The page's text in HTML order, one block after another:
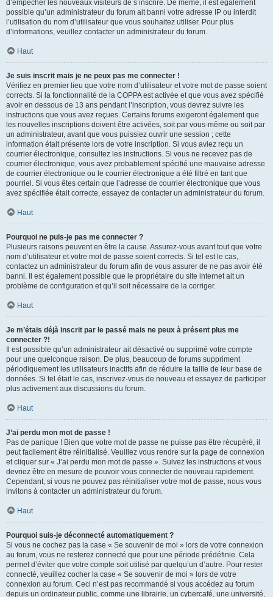
d’empêcher les nouveaux visiteurs de s’inscrire. De même, il est également
possible qu’un administrateur du forum ait banni votre adresse IP ou interdit
l’utilisation du nom d’utilisateur que vous souhaitez utiliser. Pour plus
d’informations, veuillez contacter un administrateur du forum.
Haut
Je suis inscrit mais je ne peux pas me connecter !
Vérifiez en premier lieu que votre nom d’utilisateur et votre mot de passe soient
corrects. Si la fonctionnalité de la COPPA est activée et que vous avez spécifié
avoir en dessous de 13 ans pendant l’inscription, vous devrez suivre les
instructions que vous avez reçues. Certains forums exigeront également que
les nouvelles inscriptions doivent être activées, soit par vous-même ou soit par
un administrateur, avant que vous puissiez ouvrir une session ; cette
information était présente lors de votre inscription. Si vous aviez reçu un
courrier électronique, consultez les instructions. Si vous ne recevez pas de
courrier électronique, vous avez probablement spécifié une mauvaise adresse
de courrier électronique ou le courrier électronique a été filtré en tant que
pourriel. Si vous êtes certain que l’adresse de courrier électronique que vous
avez spécifiée était correcte, essayez de contacter un administrateur du forum.
Haut
Pourquoi ne puis-je pas me connecter ?
Plusieurs raisons peuvent en être la cause. Assurez-vous avant tout que votre
nom d’utilisateur et votre mot de passe soient corrects. Si tel est le cas,
contactez un administrateur du forum afin de vous assurer de ne pas avoir été
banni. Il est également possible que le propriétaire du site internet ait un
problème de configuration et qu’il soit nécessaire de la corriger.
Haut
Je m’étais déjà inscrit par le passé mais ne peux à présent plus me
connecter ?!
Il est possible qu’un administrateur ait désactivé ou supprimé votre compte
pour une quelconque raison. De plus, beaucoup de forums suppriment
périodiquement les utilisateurs inactifs afin de réduire la taille de leur base de
données. Si tel était le cas, inscrivez-vous de nouveau et essayez de participer
plus activement aux discussions du forum.
Haut
J’ai perdu mon mot de passe !
Pas de panique ! Bien que votre mot de passe ne puisse pas être récupéré, il
peut facilement être réinitialisé. Veuillez vous rendre sur la page de connexion
et cliquer sur « J’ai perdu mon mot de passe ». Suivez les instructions et vous
devriez être en mesure de pouvoir vous connecter de nouveau rapidement.
Cependant, si vous ne pouvez pas réinitialiser votre mot de passe, nous vous
invitons à contacter un administrateur du forum.
Haut
Pourquoi suis-je déconnecté automatiquement ?
Si vous ne cochez pas la case « Se souvenir de moi » lors de votre connexion
au forum, vous ne resterez connecté que pour une période prédéfinie. Cela
permet d’éviter que votre compte soit utilisé par quelqu’un d’autre. Pour rester
connecté, veuillez cocher la case « Se souvenir de moi » lors de votre
connexion au forum. Ceci n’est pas recommandé si vous accédez au forum
depuis un ordinateur public, comme une librairie, un cybercafé, une université,